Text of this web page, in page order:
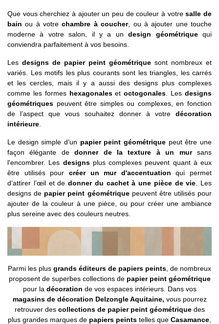
Que vous cherchiez à ajouter un peu de couleur à votresalle de
bain ou à votrechambre à coucher, ou à ajouter une touche
moderne à votre salon, il y a undesign géométriquequi
conviendra parfaitement à vos besoins.
Les designs de papier peint géométrique sont nombreux et
variés. Les motifs les plus courants sont les triangles, les carrés
et les cercles, mais il y a aussi des designs plus complexes
comme les formes hexagonalesetoctogonales . Lesdesigns
géométriques peuvent être simples ou complexes, en fonction
de l’aspect que vous souhaitez donner à votre décoration
intérieure
Le design simple d’un papier peint géométrique peut être une
façon élégante dedonner de la texture à un mursans
l'encombrer. Les designsplus complexes peuvent quant à eux
être utilisés pour créer un mur d'accentuation qui permet
d’attirer l’œil et de donner du cachet à une pièce de vie . Les
designs de papier peint géométriquepeuvent être utilisés pour
ajouter de la couleur à une pièce, ou pour créer une ambiance
plus sereine avec des couleurs neutres.
Parmi les plus grands éditeurs de papiers peints , de nombreux
proposent de superbes collections de papier peint géométrique
pour la décoration de vos espaces intérieurs. Dans vos
magasins de décoration Delzongle Aquitaine, vous pourrez
retrouver des collections de papier peint géométriquedes
plus grandes marques de papiers peints telles que Casamance